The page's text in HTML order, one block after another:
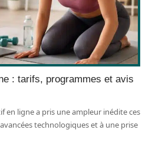
: tarifs, programmes et avis
en ligne a pris une ampleur inédite ces
technologiques et à une prise